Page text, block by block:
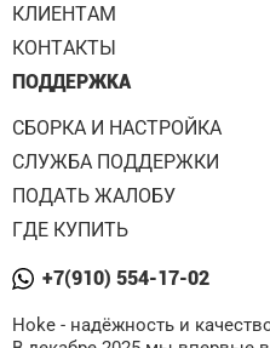
КЛИЕНТАМ
КОНТАКТЫ
ПОДДЕРЖКА
СБОРКА И НАСТРОЙКА
СЛУЖБА ПОДДЕРЖКИ
ПОДАТЬ ЖАЛОБУ
ГДЕ КУПИТЬ
+7(910) 554-17-02
Hoke - надёжность и